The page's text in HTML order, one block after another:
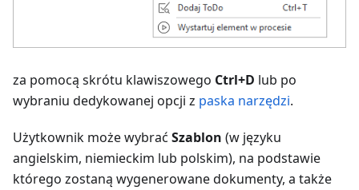
za pomocą skrótu klawiszowego Ctrl+D lub po
wybraniu dedykowanej opcji z paska narzędzi.
Użytkownik może wybrać Szablon (w języku
angielskim, niemieckim lub polskim), na podstawie
którego zostaną wygenerowane dokumenty, a także